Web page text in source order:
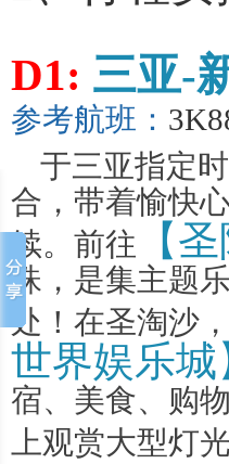
D1: 三亚-
参考航班：
于三亚指定
合，带着愉快
续。前往
【
珠，是集主题
处！在圣淘沙
世界娱乐
宿、美食、购
上观赏大型